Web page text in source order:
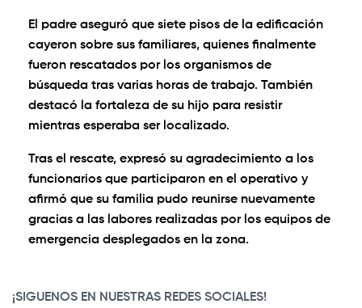
El padre aseguró que siete pisos de la edificación
cayeron sobre sus familiares, quienes finalmente
fueron rescatados por los organismos de
búsqueda tras varias horas de trabajo. También
destacó la fortaleza de su hijo para resistir
mientras esperaba ser localizado.
Tras el rescate, expresó su agradecimiento a los
funcionarios que participaron en el operativo y
afirmó que su familia pudo reunirse nuevamente
gracias a las labores realizadas por los equipos de
emergencia desplegados en la zona.
0:00 / 1:09 1×
¡SIGUENOS EN NUESTRAS REDES SOCIALES!